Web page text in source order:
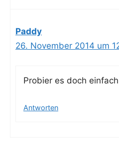
Paddy
26. November 2014 um
Pro­bier es doch
Antworten